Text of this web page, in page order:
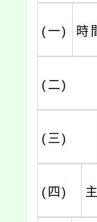
(一) 時
(二)
(三)
(四)